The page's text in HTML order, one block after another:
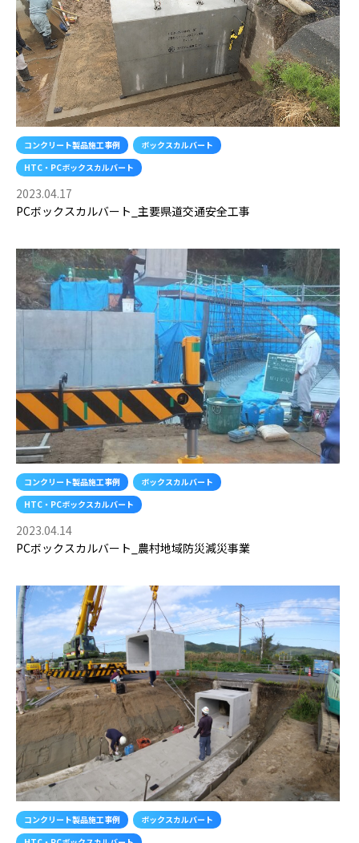
コンクリート製品施工事例
ボックスカルバート
HTC・PCボックスカルバート
2023.04.17
PCボックスカルバート_主要県道交通安全工事
コンクリート製品施工事例
ボックスカルバート
HTC・PCボックスカルバート
2023.04.14
PCボックスカルバート_農村地域防災減災事業
コンクリート製品施工事例
ボックスカルバート